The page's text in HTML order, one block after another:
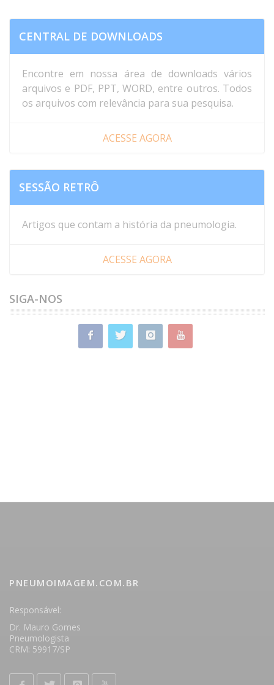
CENTRAL DE DOWNLOADS
Encontre em nossa área de downloads vários
arquivos e PDF, PPT, WORD, entre outros. Todos
os arquivos com relevância para sua pesquisa.
ACESSE AGORA
SESSÃO RETRÔ
Artigos que contam a história da pneumologia.
ACESSE AGORA
SIGA-NOS
PNEUMOIMAGEM.COM.BR
Responsável:
Dr. Mauro Gomes
Pneumologista
CRM: 59917/SP